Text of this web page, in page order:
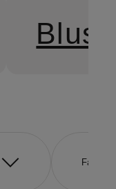
Farbe